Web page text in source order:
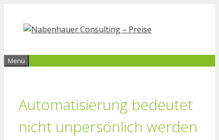
Inhalt
springen
Menü
Automatisierung bedeutet
nicht unpersönlich werden